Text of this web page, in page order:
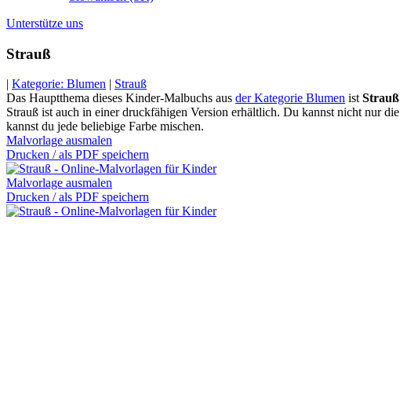
Unterstütze uns
Strauß
| Kategorie: Blumen | Strauß
Das Hauptthema dieses Kinder-Malbuchs aus der Kategorie Blumen istStrauß
Strauß ist auch in einer druckfähigen Version erhältlich. Du kannst nicht nur
kannst du jede beliebige Farbe mischen.
Malvorlage ausmalen
Drucken / als PDF speichern
Malvorlage ausmalen
Drucken / als PDF speichern